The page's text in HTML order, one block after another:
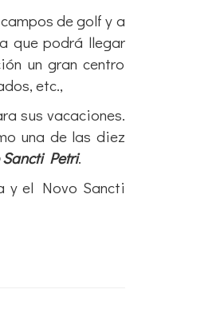
de golf y a
que podrá llegar
un gran centro
etc.,
sus vacaciones.
una de las diez
Sancti Petri.
y el Novo Sancti